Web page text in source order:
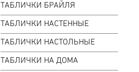
ТАБЛИЧКИ БРАЙЛЯ
ТАБЛИЧКИ НАСТЕННЫЕ
ТАБЛИЧКИ НАСТОЛЬНЫЕ
ТАБЛИЧКИ НА ДОМА